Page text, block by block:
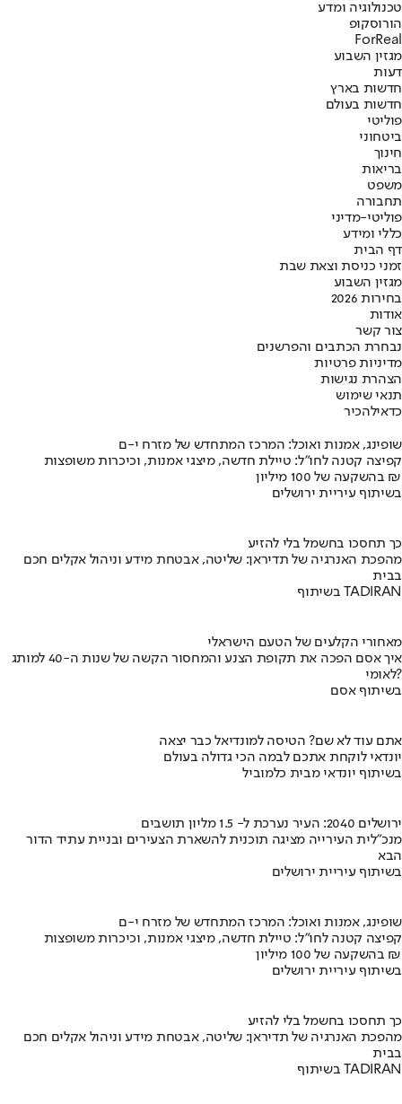
טכנולוגיה ומדע
הורוסקופ
ForReal
מגזין השבוע
דעות
חדשות בארץ
חדשות בעולם
פוליטי
ביטחוני
חינוך
בריאות
משפט
תחבורה
פוליטי-מדיני
כללי ומידע
דף הבית
זמני כניסת וצאת שבת
מגזין השבוע
בחירות 2026
אודות
צור קשר
נבחרת הכתבים והפרשנים
מדיניות פרטיות
הצהרת נגישות
תנאי שימוש
כדאילהכיר
שופינג, אמנות ואוכל: המרכז המתחדש של מזרח י-ם
קפיצה קטנה לחו"ל: טיילת חדשה, מיצגי אמנות, וכיכרות משופצות
בהשקעה של 100 מיליון ₪
בשיתוף עיריית ירושלים
כך תחסכו בחשמל בלי להזיע
מהפכת האנרגיה של תדיראן: שליטה, אבטחת מידע וניהול אקלים חכם
בבית
בשיתוף TADIRAN
מאחורי הקלעים של הטעם הישראלי
איך אסם הפכה את תקופת הצנע והמחסור הקשה של שנות ה-40 למותג
לאומי?
בשיתוף אסם
אתם עוד לא שם? הטיסה למונדיאל כבר יצאה
יונדאי לוקחת אתכם לבמה הכי גדולה בעולם
בשיתוף יונדאי מבית כלמוביל
ירושלים 2040: העיר נערכת ל- 1.5 מליון תושבים
מנכ"לית העירייה מציגה תוכנית להשארת הצעירים ובניית עתיד הדור
הבא
בשיתוף עיריית ירושלים
שופינג, אמנות ואוכל: המרכז המתחדש של מזרח י-ם
קפיצה קטנה לחו"ל: טיילת חדשה, מיצגי אמנות, וכיכרות משופצות
בהשקעה של 100 מיליון ₪
בשיתוף עיריית ירושלים
כך תחסכו בחשמל בלי להזיע
מהפכת האנרגיה של תדיראן: שליטה, אבטחת מידע וניהול אקלים חכם
בבית
בשיתוף TADIRAN